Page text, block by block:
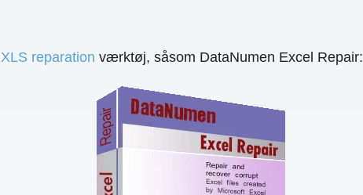
XLS reparation værktøj, såsom DataNumen Excel Repair: